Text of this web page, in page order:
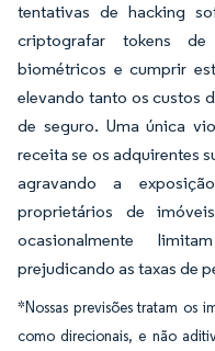
tentativas de hacking
criptografar tokens de
biométricos e cumprir
elevando tanto os custos
de seguro. Uma única
receita se os adquirentes
agravando a
proprietários de
ocasionalmente
prejudicando as taxas de
*Nossas previsões tratam os
como direcionais, e não